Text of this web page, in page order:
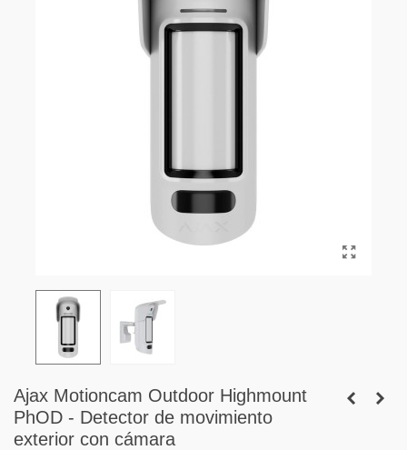
Ajax Motioncam Outdoor Highmount
PhOD - Detector de movimiento
exterior con cámara